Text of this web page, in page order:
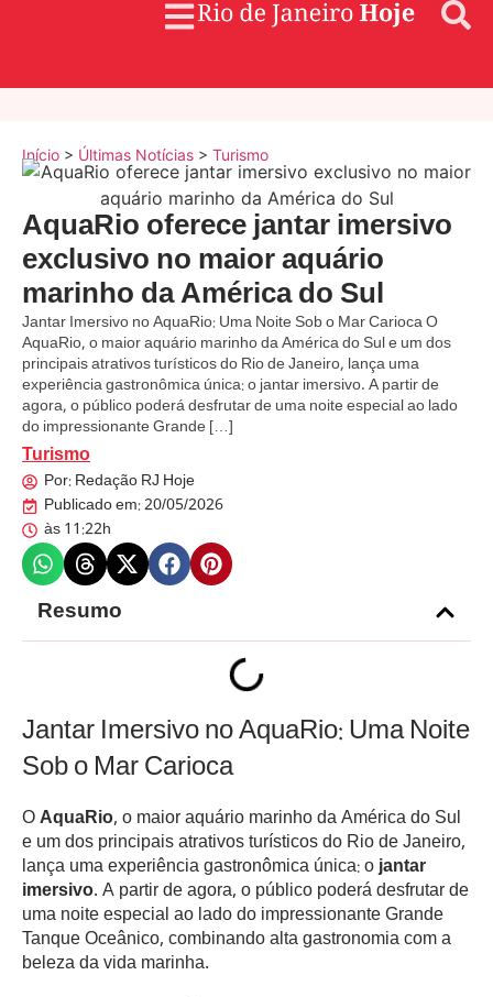
Início > Últimas Notícias > Turismo
AquaRio oferece jantar imersivo
exclusivo no maior aquário
marinho da América do Sul
Jantar Imersivo no AquaRio: Uma Noite Sob o Mar Carioca O
AquaRio, o maior aquário marinho da América do Sul e um dos
principais atrativos turísticos do Rio de Janeiro, lança uma
experiência gastronômica única: o jantar imersivo. A partir de
agora, o público poderá desfrutar de uma noite especial ao lado
do impressionante Grande […]
Turismo
Por: Redação RJ Hoje
Publicado em:20/05/2026
às11:22h
Resumo
Jantar Imersivo no AquaRio: Uma Noite
Sob o Mar Carioca
OAquaRio, o maior aquário marinho da América do Sul
e um dos principais atrativos turísticos do Rio de Janeiro,
lança uma experiência gastronômica única: ojantar
imersivo. A partir de agora, o público poderá desfrutar de
uma noite especial ao lado do impressionante Grande
Tanque Oceânico, combinando alta gastronomia com a
beleza da vida marinha.